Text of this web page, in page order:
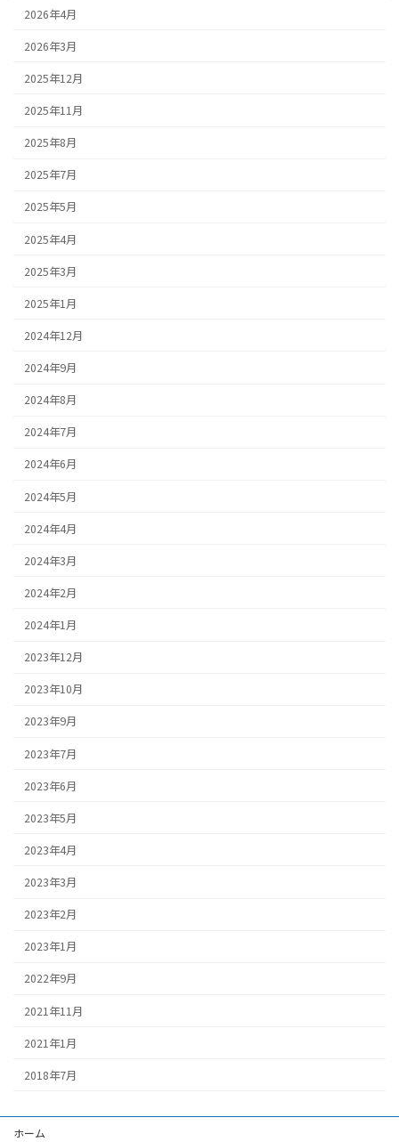
2026年4月
2026年3月
2025年12月
2025年11月
2025年8月
2025年7月
2025年5月
2025年4月
2025年3月
2025年1月
2024年12月
2024年9月
2024年8月
2024年7月
2024年6月
2024年5月
2024年4月
2024年3月
2024年2月
2024年1月
2023年12月
2023年10月
2023年9月
2023年7月
2023年6月
2023年5月
2023年4月
2023年3月
2023年2月
2023年1月
2022年9月
2021年11月
2021年1月
2018年7月
ホーム